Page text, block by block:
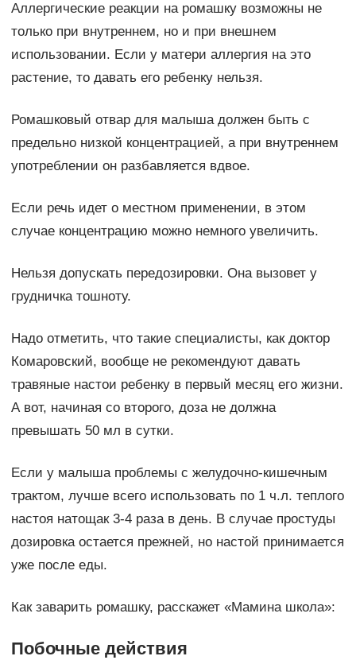
Аллергические реакции на ромашку возможны не
только при внутреннем, но и при внешнем
использовании. Если у матери аллергия на это
растение, то давать его ребенку нельзя.
Ромашковый отвар для малыша должен быть с
предельно низкой концентрацией, а при внутреннем
употреблении он разбавляется вдвое.
Если речь идет о местном применении, в этом
случае концентрацию можно немного увеличить.
Нельзя допускать передозировки. Она вызовет у
грудничка тошноту.
Надо отметить, что такие специалисты, как доктор
Комаровский, вообще не рекомендуют давать
травяные настои ребенку в первый месяц его жизни.
А вот, начиная со второго, доза не должна
превышать 50 мл в сутки.
Если у малыша проблемы с желудочно-кишечным
трактом, лучше всего использовать по 1 ч.л. теплого
настоя натощак 3-4 раза в день. В случае простуды
дозировка остается прежней, но настой принимается
уже после еды.
Как заварить ромашку, расскажет «Мамина школа»:
Побочные действия